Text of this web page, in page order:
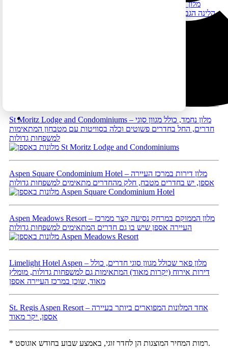
הלינה הגבוהים באספן, שוכן במרחק נסיעה קצר ממרכז העיירה אספן
St Moritz Lodge and Condominiums – מלון נחמד, כולל מגוון סוגי
חדרים, החל בחדרים פשוטים וכלה בסוויטות עם מטבחון המתאימות
למשפחות גדולות
Aspen Square Condominium Hotel – מלון דירות במרכז העיירה
אספן, יש בחדרים מטבח, חלק מהחדרים מתאימים למשפחות גדולות
Aspen Meadows Resort – מלון הממוקם במרחק נסיעה קצר ממרכז
העיירה אספן שיש בו גם חדרים המתאימים למשפחות גדולות
Limelight Hotel Aspen – מלון פאר שכולל מגוון סוגי חדרים, כולל
דירות אירוח (יקרות מאוד) המתאימות גם למשפחות גדולות, מומלץ
מאוד, שוכן במרכז העיירה אספן
St. Regis Aspen Resort – אחד המלונות המפוארים ביותר בעיירה
אספן, יקר מאוד
* רמות המחיר המוצגות הן לחדר זוגי, באמצע שבוע בחודש אוגוסט.